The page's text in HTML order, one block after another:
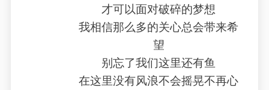
才可以面对破碎的梦想
我相信那么多的关心总会带来希
望
别忘了我们这里还有鱼
在这里没有风浪不会摇晃不再心